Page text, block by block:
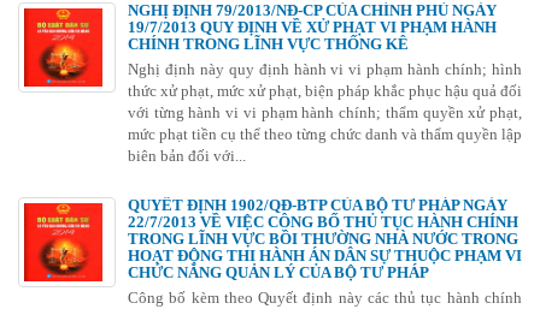
NGHỊ ĐỊNH 79/2013/NĐ-CP CỦA CHÍNH PHỦ NGÀY
19/7/2013 QUY ĐỊNH VỀ XỬ PHẠT VI PHẠM HÀNH
CHÍNH TRONG LĨNH VỰC THỐNG KÊ
Nghị định này quy định hành vi vi phạm hành chính; hình
thức xử phạt, mức xử phạt, biện pháp khắc phục hậu quả đối
với từng hành vi vi phạm hành chính; thẩm quyền xử phạt,
mức phạt tiền cụ thể theo từng chức danh và thẩm quyền lập
biên bản đối với...
QUYẾT ĐỊNH 1902/QĐ-BTP CỦA BỘ TƯ PHÁP NGÀY
22/7/2013 VỀ VIỆC CÔNG BỐ THỦ TỤC HÀNH CHÍNH
TRONG LĨNH VỰC BỒI THƯỜNG NHÀ NƯỚC TRONG
HOẠT ĐỘNG THI HÀNH ÁN DÂN SỰ THUỘC PHẠM VI
CHỨC NĂNG QUẢN LÝ CỦA BỘ TƯ PHÁP
Công bố kèm theo Quyết định này các thủ tục hành chính